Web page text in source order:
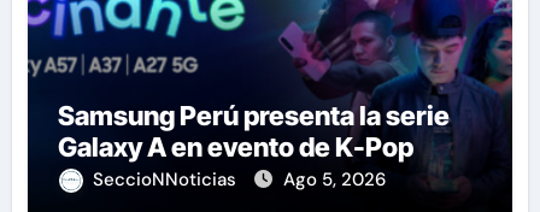
Samsung Perú presenta la serie
Galaxy A en evento de K-Pop
SeccioNNoticias Ago 5, 2026